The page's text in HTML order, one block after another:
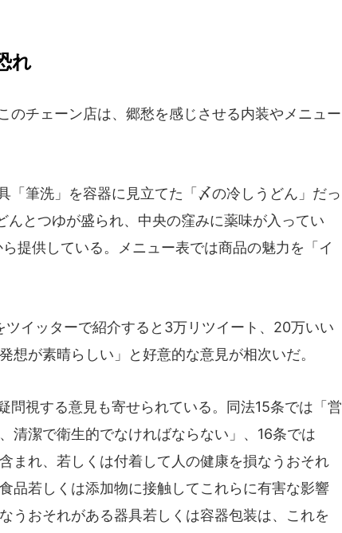
れ
のチェーン店は、郷愁を感じさせる内装やメニュー
「筆洗」を容器に見立てた「〆の冷しうどん」だっ
とつゆが盛られ、中央の窪みに薬味が入ってい
提供している。メニュー表では商品の魅力を「イ
イッターで紹介すると3万リツイート、20万いい
想が素晴らしい」と好意的な意見が相次いだ。
問視する意見も寄せられている。同法15条では「営
清潔で衛生的でなければならない」、16条では
まれ、若しくは付着して人の健康を損なうおそれ
品若しくは添加物に接触してこれらに有害な影響
うおそれがある器具若しくは容器包装は、これを